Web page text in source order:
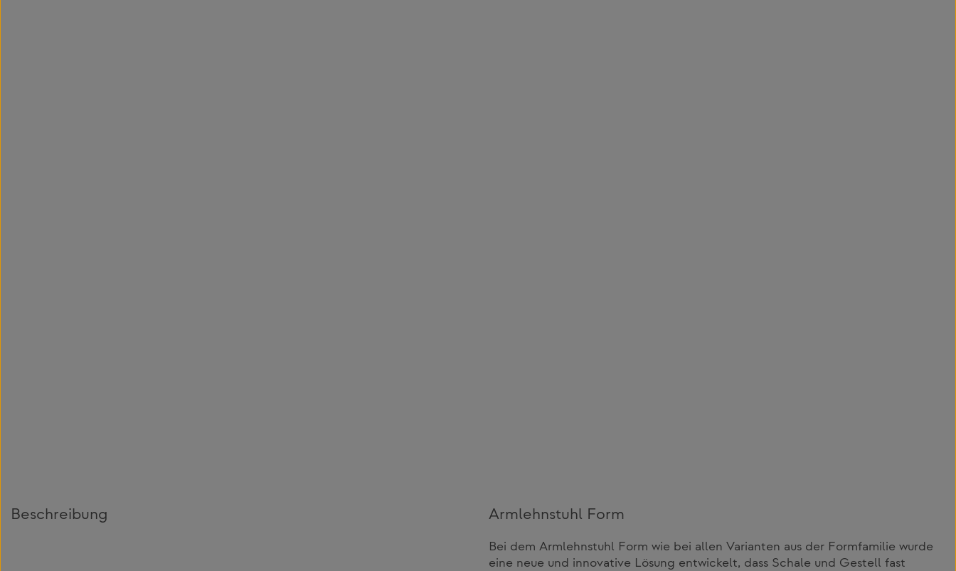
Beschreibung Armlehnstuhl Form
Bei dem Armlehnstuhl Form wie bei allen Varianten aus der Formfamilie wurde
eine neue und innovative Lösung entwickelt, dass Schale und Gestell fast